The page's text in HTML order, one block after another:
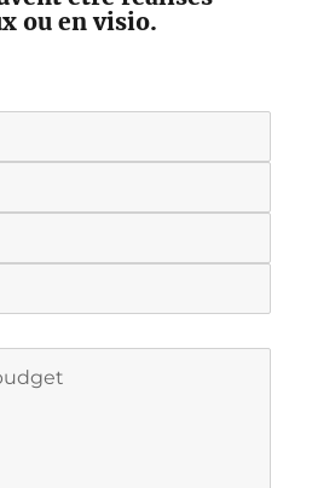
ou en visio.